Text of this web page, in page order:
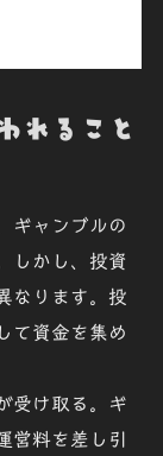
れること
ギャンブルの
しかし、投資
なります。投
て資金を集め
受け取る。ギ
営料を差し引